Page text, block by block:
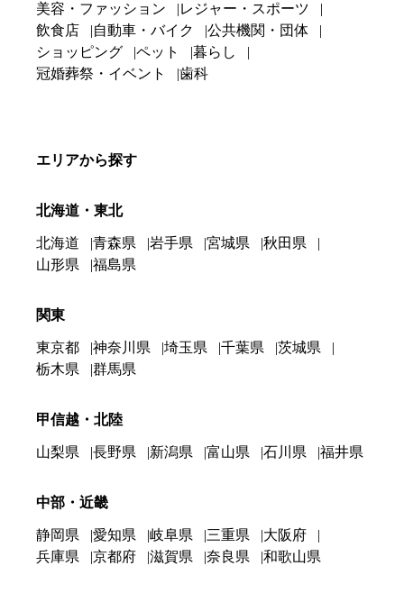
美容・ファッション
レジャー・スポーツ
飲食店
自動車・バイク
公共機関・団体
ショッピング
ペット
暮らし
冠婚葬祭・イベント
歯科
エリアから探す
北海道・東北
北海道 青森県 岩手県 宮城県
秋田県
山形県
福島県
関東
東京都 神奈川県 埼玉県 千葉県
茨城県
栃木県
群馬県
甲信越・北陸
山梨県 長野県 新潟県 富山県 石川県 福井県
中部・近畿
静岡県 愛知県 岐阜県 三重県
大阪府
兵庫県
京都府 滋賀県 奈良県 和歌山県